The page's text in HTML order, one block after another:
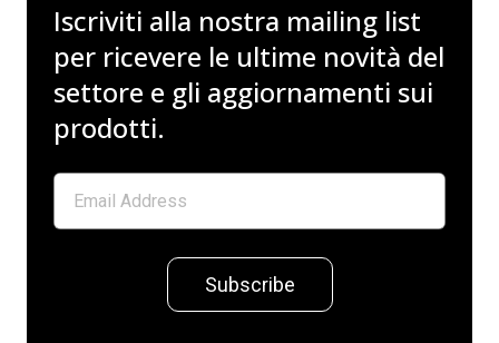
Iscriviti alla nostra mailing list
per ricevere le ultime novità del
settore e gli aggiornamenti sui
prodotti.
Subscribe